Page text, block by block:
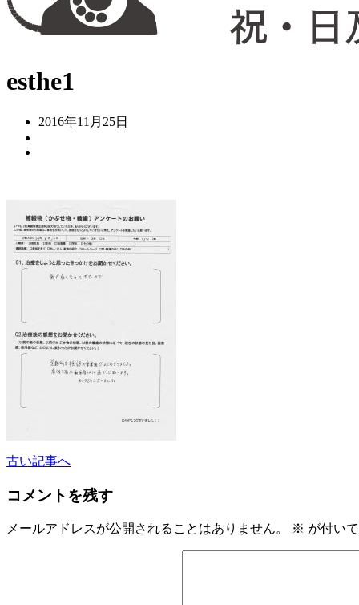
esthe1
2016年11月25日
古い記事へ
コメントを残す
メールアドレスが公開されることはありません。 ※ が付い